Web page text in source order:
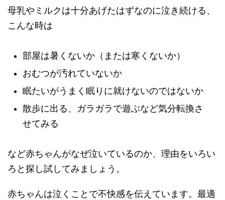
母乳やミルクは十分あげたはずなのに泣き続ける、
こんな時は
部屋は暑くないか（または寒くないか）
おむつが汚れていないか
眠たいがうまく眠りに就けないのではないか
散歩に出る、ガラガラで遊ぶなど気分転換さ
せてみる
など赤ちゃんがなぜ泣いているのか、理由をいろい
ろと探し試してみましょう。
赤ちゃんは泣くことで不快感を伝えています。最適